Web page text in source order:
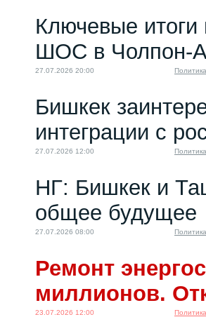
Казахстане...
Ключевые итоги
ШОС в Чолпон-
27.07.2026 20:00 Политика
Бишкек
интеграции с
27.07.2026 12:00 Политика
НГ: Бишкек и
общее будущее
27.07.2026 08:00 Политика
Ремонт
миллионов.
23.07.2026 12:00 Политика